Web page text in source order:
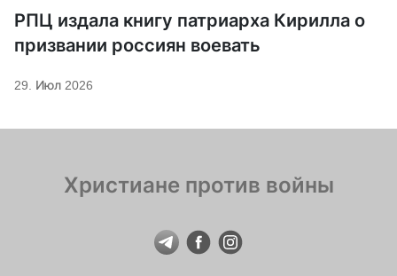
РПЦ издала книгу патриарха Кирилла о
призвании россиян воевать
29. Июл 2026
Христиане против войны